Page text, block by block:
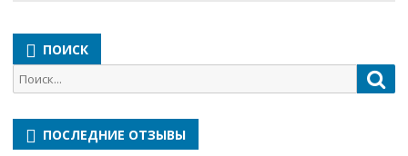
ПОИСК
Поиск
для:
ПОСЛЕДНИЕ ОТЗЫВЫ